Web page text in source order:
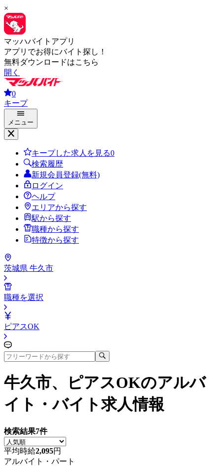
×
マッハバイトアプリ
アプリでお得にバイト探し！
無料ダウンロードはこちら
開く
0
キープ
メニュー
キープした求人を見る0
検索履歴
新規会員登録(無料)
ログイン
ヘルプ
エリアから探す
駅から探す
職種から探す
特徴から探す
茨城県 牛久市
職種を選択
ピアスOK
牛久市、ピアスOKのアルバ
イト・バイト求人情報
検索結果7件
平均時給2,095円
アルバイト・パート